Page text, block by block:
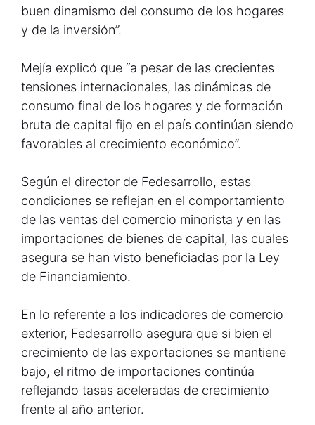
buen dinamismo del consumo de los hogares
y de la inversión”.
Mejía explicó que “a pesar de las crecientes
tensiones internacionales, las dinámicas de
consumo final de los hogares y de formación
bruta de capital fijo en el país continúan siendo
favorables al crecimiento económico”.
Según el director de Fedesarrollo, estas
condiciones se reflejan en el comportamiento
de las ventas del comercio minorista y en las
importaciones de bienes de capital, las cuales
asegura se han visto beneficiadas por la Ley
de Financiamiento.
En lo referente a los indicadores de comercio
exterior, Fedesarrollo asegura que si bien el
crecimiento de las exportaciones se mantiene
bajo, el ritmo de importaciones continúa
reflejando tasas aceleradas de crecimiento
frente al año anterior.